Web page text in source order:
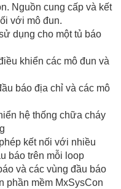
Nguồn cung cấp và kết
với mô đun.
dụng cho một tủ báo
khiển các mô đun và
báo địa chỉ và các mô
hệ thống chữa cháy
kết nối với nhiều
báo trên mỗi loop
và các vùng đầu báo
phần mềm MxSysCon